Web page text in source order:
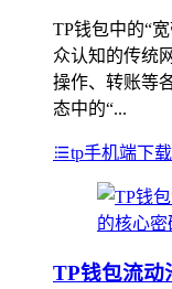
TP钱包中的“
众认知的传统
操作、转账等
态中的“...
tp手机端下载
TP钱包流动